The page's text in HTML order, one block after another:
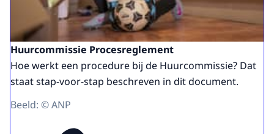
Huurcommissie Procesreglement
Hoe werkt een procedure bij de Huurcommissie? Dat
staat stap-voor-stap beschreven in dit document.
Beeld: © ANP